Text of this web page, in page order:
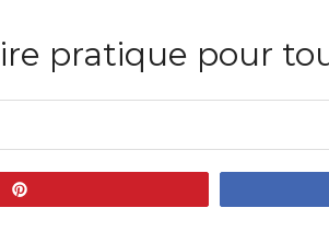
pratique pour